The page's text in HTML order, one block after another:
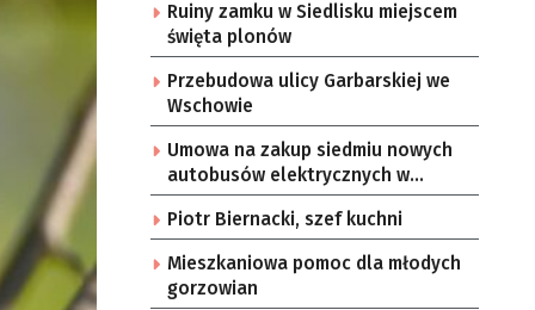
Ruiny zamku w Siedlisku miejscem
święta plonów
Przebudowa ulicy Garbarskiej we
Wschowie
Umowa na zakup siedmiu nowych
autobusów elektrycznych w
Zielonej Górze
Piotr Biernacki, szef kuchni
Mieszkaniowa pomoc dla młodych
gorzowian